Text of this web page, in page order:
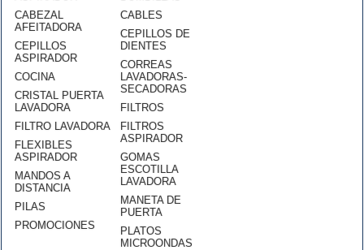
CABEZAL
AFEITADORA
CEPILLOS
ASPIRADOR
COCINA
CRISTAL PUERTA
LAVADORA
FILTRO LAVADORA
FLEXIBLES
ASPIRADOR
MANDOS A
DISTANCIA
PILAS
PROMOCIONES
CABLES
CEPILLOS DE
DIENTES
CORREAS
LAVADORAS-
SECADORAS
FILTROS
FILTROS
ASPIRADOR
GOMAS
ESCOTILLA
LAVADORA
MANETA DE
PUERTA
PLATOS
MICROONDAS